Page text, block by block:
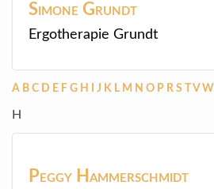
Simone Grundt
Ergotherapie Grundt
A B C D E F G H J K L M N O P R S V W
H
Peggy Hammerschmidt